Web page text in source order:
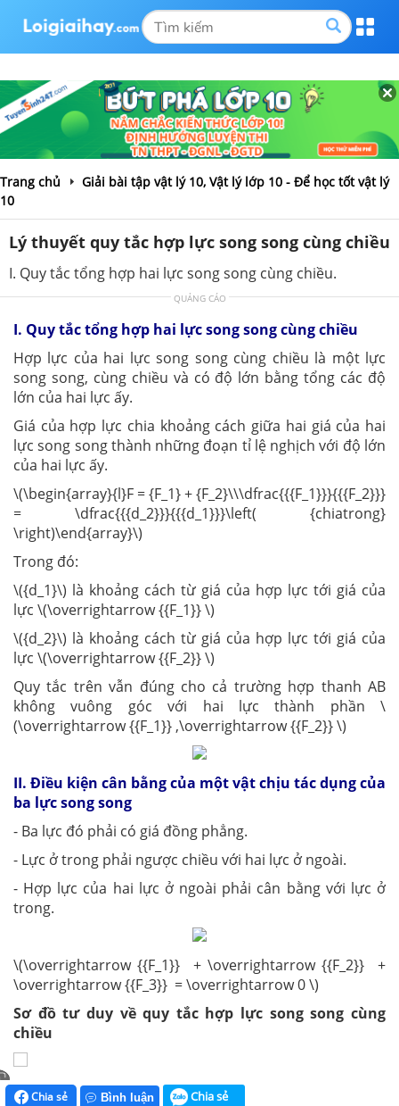
Trang chủ
Giải bài tập vật lý 10, Vật lý lớp 10 - Để học tốt vật lý
10
Lý thuyết quy tắc hợp lực song song cùng chiều
I. Quy tắc tổng hợp hai lực song song cùng chiều.
QUẢNG CÁO
I. Quy tắc tổng hợp hai lực song song cùng chiều
Hợp lực của hai lực song song cùng chiều là một lực
song song, cùng chiều và có độ lớn bằng tổng các độ
lớn của hai lực ấy.
Giá của hợp lực chia khoảng cách giữa hai giá của hai
lực song song thành những đoạn tỉ lệ nghịch với độ lớn
của hai lực ấy.
\(\begin{array}{l}F = {F_1} + {F_2}\\\dfrac{{{F_1}}}{{{F_2}}}
= \dfrac{{{d_2}}}{{{d_1}}}\left( {chiatrong}
\right)\end{array}\)
Trong đó:
\({d_1}\) là khoảng cách từ giá của hợp lực tới giá của
lực \(\overrightarrow {{F_1}} \)
\({d_2}\) là khoảng cách từ giá của hợp lực tới giá của
lực \(\overrightarrow {{F_2}} \)
Quy tắc trên vẫn đúng cho cả trường hợp thanh AB
không vuông góc với hai lực thành phần \
(\overrightarrow {{F_1}} ,\overrightarrow {{F_2}} \)
II. Điều kiện cân bằng của một vật chịu tác dụng của
ba lực song song
- Ba lực đó phải có giá đồng phẳng.
- Lực ở trong phải ngược chiều với hai lực ở ngoài.
- Hợp lực của hai lực ở ngoài phải cân bằng với lực ở
trong.
\(\overrightarrow {{F_1}} + \overrightarrow {{F_2}} +
\overrightarrow {{F_3}} = \overrightarrow 0 \)
Sơ đồ tư duy về quy tắc hợp lực song song cùng
chiều
Chia sẻ Bình luận Chia sẻ